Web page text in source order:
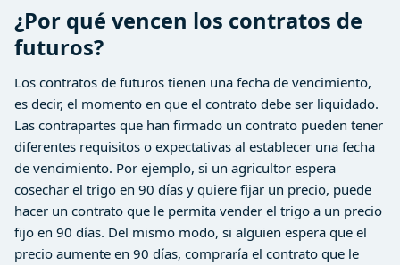
¿Por qué vencen los contratos de
futuros?
Los contratos de futuros tienen una fecha de vencimiento,
es decir, el momento en que el contrato debe ser liquidado.
Las contrapartes que han firmado un contrato pueden tener
diferentes requisitos o expectativas al establecer una fecha
de vencimiento. Por ejemplo, si un agricultor espera
cosechar el trigo en 90 días y quiere fijar un precio, puede
hacer un contrato que le permita vender el trigo a un precio
fijo en 90 días. Del mismo modo, si alguien espera que el
precio aumente en 90 días, compraría el contrato que le